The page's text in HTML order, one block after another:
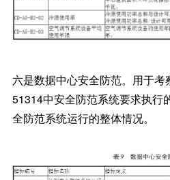
六是数据中心安全防范。用于
51314中安全防范系统要求执行
全防范系统运行的整体情况。